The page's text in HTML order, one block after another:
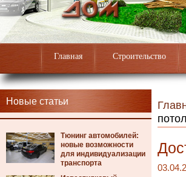
Главная Строительство
Новые статьи
Тюнинг автомобилей:
новые возможности
для индивидуализации
транспорта